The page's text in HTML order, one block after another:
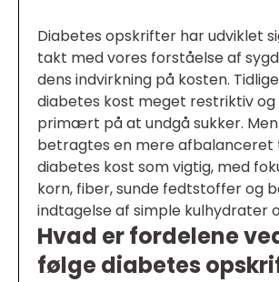
Diabetes opskrifter har udviklet
takt med vores forståelse af
dens indvirkning på kosten.
diabetes kost meget restriktiv
primært på at undgå sukker.
betragtes en mere afbalanceret
diabetes kost som vigtig, med
korn, fiber, sunde fedtstoffer og
indtagelse af simple kulhydrater
Hvad er fordelene
følge diabetes